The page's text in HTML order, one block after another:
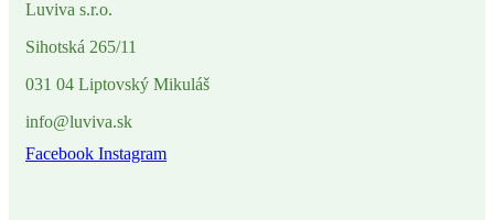
Luviva s.r.o.
Sihotská 265/11
031 04 Liptovský Mikuláš
info@luviva.sk
Facebook Instagram